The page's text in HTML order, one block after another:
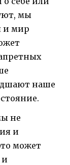
мы
и мир
наше
не
и
может
и